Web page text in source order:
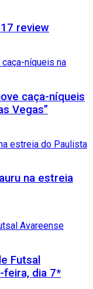
review
caça-níqueis
Vegas”
na estreia
Futsal
feira, dia 7*